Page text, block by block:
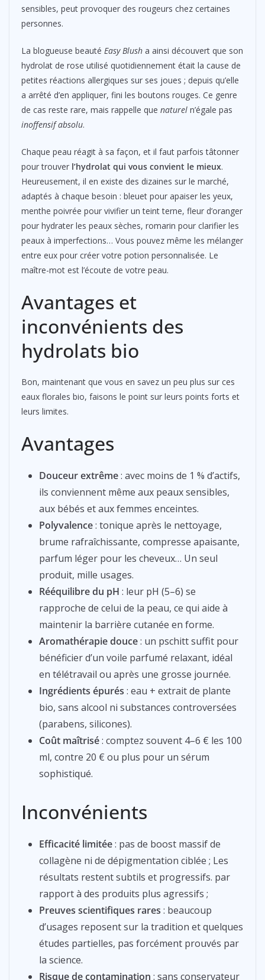
sensibles, peut provoquer des rougeurs chez certaines
personnes.
La blogueuse beauté Easy Blush a ainsi découvert que son
hydrolat de rose utilisé quotidiennement était la cause de
petites réactions allergiques sur ses joues ; depuis qu’elle
a arrêté d’en appliquer, fini les boutons rouges. Ce genre
de cas reste rare, mais rappelle que naturel n’égale pas
inoffensif absolu.
Chaque peau réagit à sa façon, et il faut parfois tâtonner
pour trouver l’hydrolat qui vous convient le mieux.
Heureusement, il en existe des dizaines sur le marché,
adaptés à chaque besoin : bleuet pour apaiser les yeux,
menthe poivrée pour vivifier un teint terne, fleur d’oranger
pour hydrater les peaux sèches, romarin pour clarifier les
peaux à imperfections… Vous pouvez même les mélanger
entre eux pour créer votre potion personnalisée. Le
maître-mot est l’écoute de votre peau.
Avantages et
inconvénients des
hydrolats bio
Bon, maintenant que vous en savez un peu plus sur ces
eaux florales bio, faisons le point sur leurs points forts et
leurs limites.
Avantages
Douceur extrême: avec moins de 1 % d’actifs,
ils conviennent même aux peaux sensibles,
aux bébés et aux femmes enceintes.
Polyvalence: tonique après le nettoyage,
brume rafraîchissante, compresse apaisante,
parfum léger pour les cheveux… Un seul
produit, mille usages.
Rééquilibre du pH : leur pH (5–6) se
rapproche de celui de la peau, ce qui aide à
maintenir la barrière cutanée en forme.
Aromathérapie douce: un pschitt suffit pour
bénéficier d’un voile parfumé relaxant, idéal
en télétravail ou après une grosse journée.
Ingrédients épurés : eau + extrait de plante
bio, sans alcool ni substances controversées
(parabens, silicones).
Coût maîtrisé: comptez souvent 4–6 € les 100
ml, contre 20 € ou plus pour un sérum
sophistiqué.
Inconvénients
Efficacité limitée: pas de boost massif de
collagène ni de dépigmentation ciblée ; Les
résultats restent subtils et progressifs. par
rapport à des produits plus agressifs ;
Preuves scientifiques rares : beaucoup
d’usages reposent sur la tradition et quelques
études partielles, pas forcément prouvés par
la science.
Risque de contamination : sans conservateur